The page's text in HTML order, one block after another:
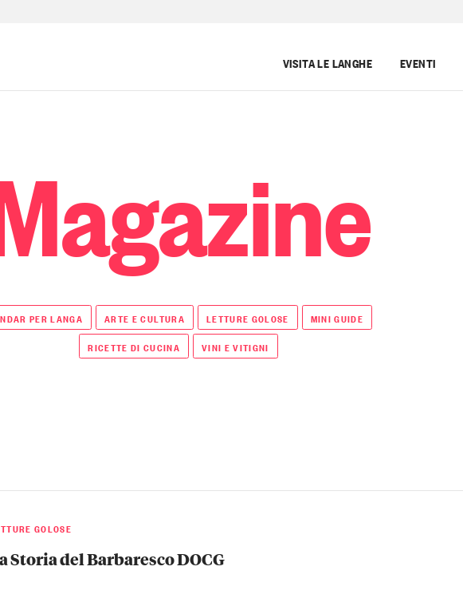
VISITA LE LANGHE EVENTI
PER LANGA ARTE E CULTURA LETTURE GOLOSE MINI GUIDE
RICETTE DI CUCINA VINI E VITIGNI
GOLOSE
Storia del Barbaresco DOCG